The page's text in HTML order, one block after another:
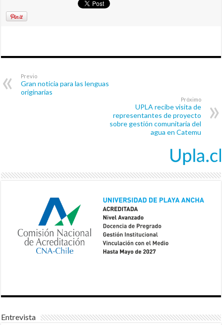
Previo
Gran noticia para las lenguas
originarias
Próximo
UPLA recibe visita de
representantes de proyecto
sobre gestión comunitaria del
agua en Catemu
Entrevista